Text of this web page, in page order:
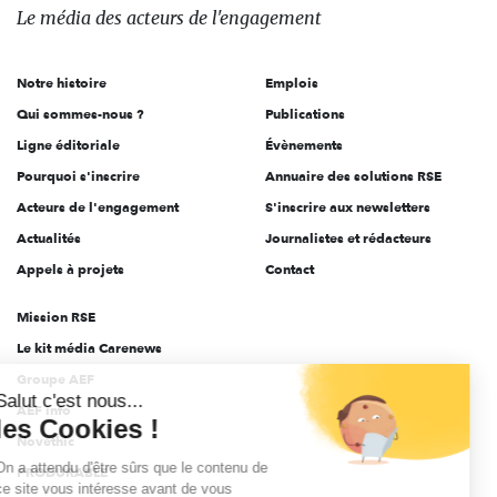
des
l'engagement
Le média des acteurs de l'engagement
Notre histoire
Qui sommes-nous ?
Ligne éditoriale
Pourquoi s'inscrire
Acteurs de l'engagement
Actualités
Appels à projets
Emplois
Publications
Évènements
Annuaire des solutions RSE
S'inscrire aux newsletters
Journalistes et rédacteurs
Contact
Mission RSE
Le kit média Carenews
Groupe AEF
AEF info
Novethic
PRODURABLE
Salut c'est nous...
les Cookies !
On a attendu d'être sûrs que le contenu de
ce site vous intéresse avant de vous